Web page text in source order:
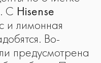
С Hisense
и лимонная
Во-
предусмотрена